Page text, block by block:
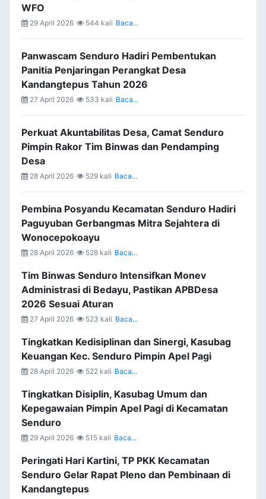
WFO
29 April 2026 544 kali Baca...
Panwascam Senduro Hadiri Pembentukan
Panitia Penjaringan Perangkat Desa
Kandangtepus Tahun 2026
27 April 2026 533 kali Baca...
Perkuat Akuntabilitas Desa, Camat Senduro
Pimpin Rakor Tim Binwas dan Pendamping
Desa
28 April 2026 529 kali Baca...
Pembina Posyandu Kecamatan Senduro Hadiri
Paguyuban Gerbangmas Mitra Sejahtera di
Wonocepokoayu
28 April 2026 528 kali Baca...
Tim Binwas Senduro Intensifkan Monev
Administrasi di Bedayu, Pastikan APBDesa
2026 Sesuai Aturan
27 April 2026 523 kali Baca...
Tingkatkan Kedisiplinan dan Sinergi, Kasubag
Keuangan Kec. Senduro Pimpin Apel Pagi
28 April 2026 522 kali Baca...
Tingkatkan Disiplin, Kasubag Umum dan
Kepegawaian Pimpin Apel Pagi di Kecamatan
Senduro
29 April 2026 515 kali Baca...
Peringati Hari Kartini, TP PKK Kecamatan
Senduro Gelar Rapat Pleno dan Pembinaan di
Kandangtepus